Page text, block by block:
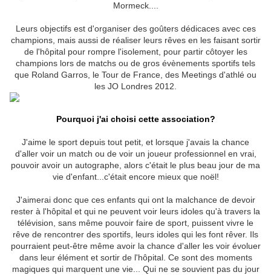
Mormeck....
Leurs objectifs est d'organiser des goûters dédicaces avec ces
champions, mais aussi de réaliser leurs rêves en les faisant sortir
de l'hôpital pour rompre l'isolement, pour partir côtoyer les
champions lors de matchs ou de gros évènements sportifs tels
que Roland Garros, le Tour de France, des Meetings d'athlé ou
les JO Londres 2012.
Pourquoi j'ai choisi cette association?
J'aime le sport depuis tout petit, et lorsque j'avais la chance
d'aller voir un match ou de voir un joueur professionnel en vrai,
pouvoir avoir un autographe, alors c'était le plus beau jour de ma
vie d'enfant...c'était encore mieux que noël!
J'aimerai donc que ces enfants qui ont la malchance de devoir
rester à l'hôpital et qui ne peuvent voir leurs idoles qu'à travers la
télévision, sans même pouvoir faire de sport, puissent vivre le
rêve de rencontrer des sportifs, leurs idoles qui les font rêver. Ils
pourraient peut-être même avoir la chance d'aller les voir évoluer
dans leur élément et sortir de l'hôpital. Ce sont des moments
magiques qui marquent une vie... Qui ne se souvient pas du jour